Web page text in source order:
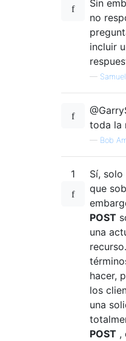
Sin
no
incluir
—
toda la
— Bob
1 Sí, solo
que
POST
una
recurso.
hacer,
los
una
POST ,